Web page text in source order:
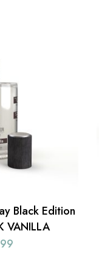
Black Edition
VANILLA